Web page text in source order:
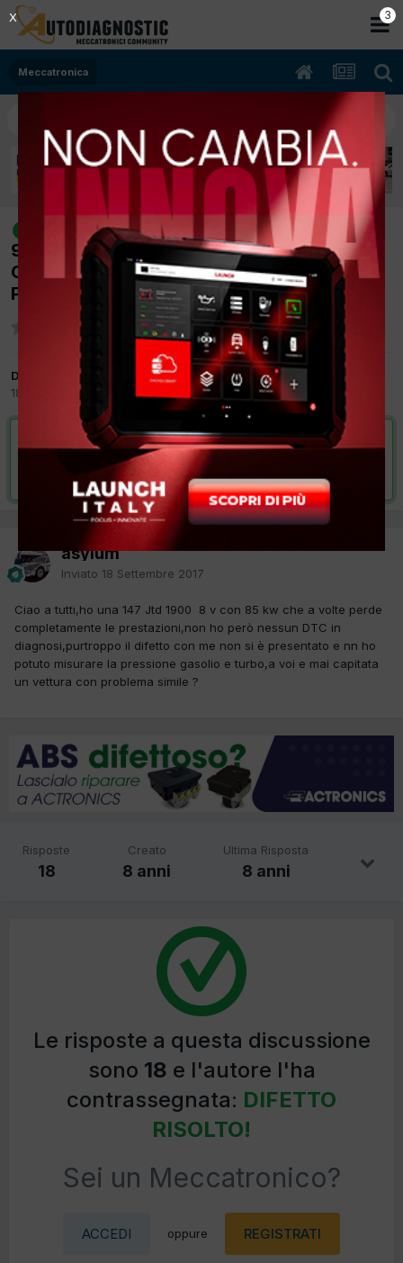
Meccatronica
[ALFA ROMEO 147 02/2004 1900cc
937A2000 85KKw Diesel] A VOLTE PERDE
COMPLETAMENTE LE
PRESTAZIONI,NESSUN DTC
Da asylum
18 Settembre 2017
Meccatronica
VAI ALLA SOLUZIONE
Risolta da asylum,25 Dicembre 2017
asylum
Inviato 18 Settembre 2017
Ciao a tutti,ho una 147 Jtd 1900 8 v con 85 kw che a volte perde
completamente le prestazioni,non ho però nessun DTC in
diagnosi,purtroppo il difetto con me non si è presentato e nn ho
potuto misurare la pressione gasolio e turbo,a voi e mai capitata
un vettura con problema simile ?
Risposte
18
Creato
8 anni
Ultima Risposta
8 anni
Le risposte a questa discussione
sono 18 e l'autore l'ha
contrassegnata: DIFETTO
RISOLTO!
Sei un Meccatronico?
ACCEDI oppure REGISTRATI
2
X